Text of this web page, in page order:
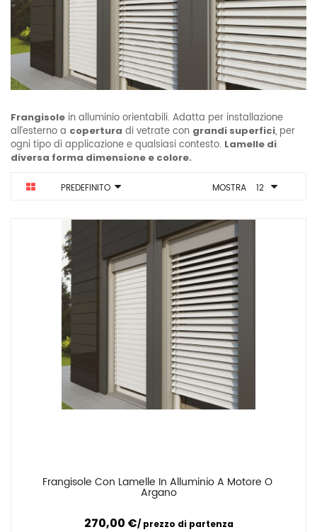
Frangisole in alluminio orientabili. Adatta per installazione
all’esterno a copertura di vetrate con grandi superfici, per
ogni tipo di applicazione e qualsiasi contesto. Lamelle di
diversa forma dimensione e colore.
PREDEFINITO MOSTRA 12
Frangisole Con Lamelle In Alluminio A Motore O
Argano
270,00 € prezzo di partenza
Confronta